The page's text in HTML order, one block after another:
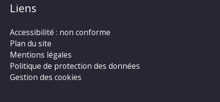
Liens
Accessibilité : non conforme
Plan du site
Mentions légales
Politique de protection des données
Gestion des cookies